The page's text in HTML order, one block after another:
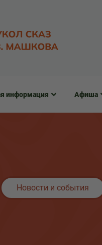
информация Афиша
Новости и события